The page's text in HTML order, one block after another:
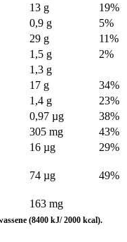
13 g
19%
0,9 g
5%
29 g
11%
1,5 g
2%
1,3 g
17 g
34%
1,4 g
23%
0,97 µg
38%
305 mg
43%
16 µg
29%
74 µg 49%
163 mg
(8400 kJ/ 2000 kcal).